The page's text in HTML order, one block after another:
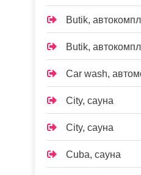
Butik,
Butik,
Car wash,
City, сауна
City, сауна
Cuba, сауна